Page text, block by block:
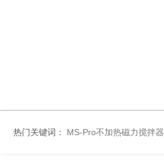
热门关键词： MS-Pro不加热磁力搅拌器